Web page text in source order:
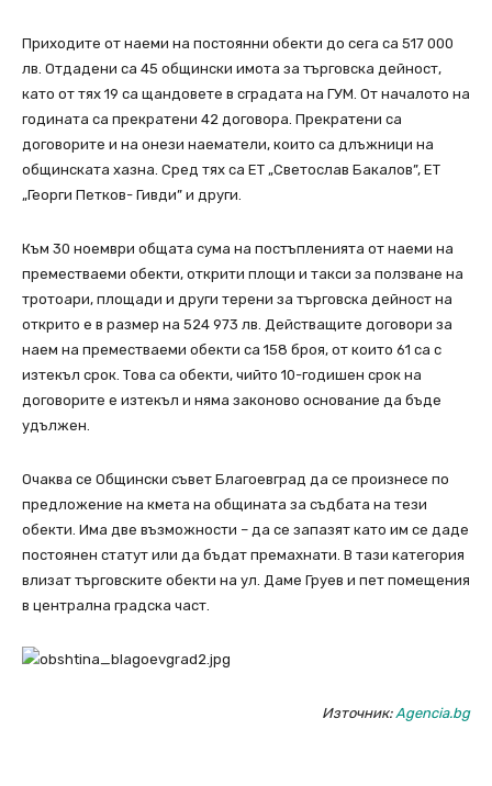
Приходите от наеми на постоянни обекти до сега са 517 000
лв. Отдадени са 45 общински имота за търговска дейност,
като от тях 19 са щандовете в сградата на ГУМ. От началото на
годината са прекратени 42 договора. Прекратени са
договорите и на онези наематели, които са длъжници на
общинската хазна. Сред тях са ЕТ „Светослав Бакалов”, ЕТ
„Георги Петков- Гивди” и други.
Към 30 ноември общата сума на постъпленията от наеми на
преместваеми обекти, открити площи и такси за ползване на
тротоари, площади и други терени за търговска дейност на
открито е в размер на 524 973 лв. Действащите договори за
наем на преместваеми обекти са 158 броя, от които 61 са с
изтекъл срок. Това са обекти, чийто 10-годишен срок на
договорите е изтекъл и няма законово основание да бъде
удължен.
Очаква се Общински съвет Благоевград да се произнесе по
предложение на кмета на общината за съдбата на тези
обекти. Има две възможности – да се запазят като им се даде
постоянен статут или да бъдат премахнати. В тази категория
влизат търговските обекти на ул. Даме Груев и пет помещения
в централна градска част.
Източник:Agencia.bg